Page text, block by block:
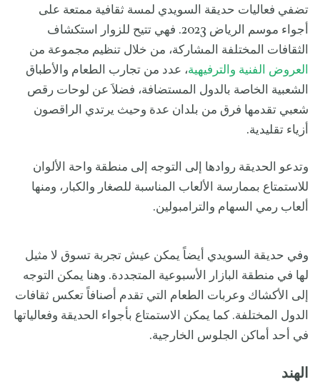
تضفي فعاليات حديقة السويدي لمسة ثقافية ممتعة على
أجواء موسم الرياض 2023. فهي تتيح للزوار استكشاف
الثقافات المختلفة المشاركة، من خلال تنظيم مجموعة من
العروض الفنية والترفيهية، عدد من تجارب الطعام والأطباق
الشعبية الخاصة بالدول المستضافة، فضلاَ عن لوحات رقص
شعبي تقدمها فرق من بلدان عدة وحيث يرتدي الراقصون
أزياء تقليدية.
وتدعو الحديقة روادها إلى التوجه إلى منطقة واحة الألوان
للاستمتاع بممارسة الألعاب المناسبة للصغار والكبار، ومنها
ألعاب رمي السهام والترامبولين.
وفي حديقة السويدي أيضاً يمكن عيش تجربة تسوق لا مثيل
لها في منطقة البازار الأسبوعية المتجددة. وهنا يمكن التوجه
إلى الأكشاك وعربات الطعام التي تقدم أصنافاً تعكس ثقافات
الدول المختلفة. كما يمكن الاستمتاع بأجواء الحديقة وفعالياتها
في أحد أماكن الجلوس الخارجية.
الهند